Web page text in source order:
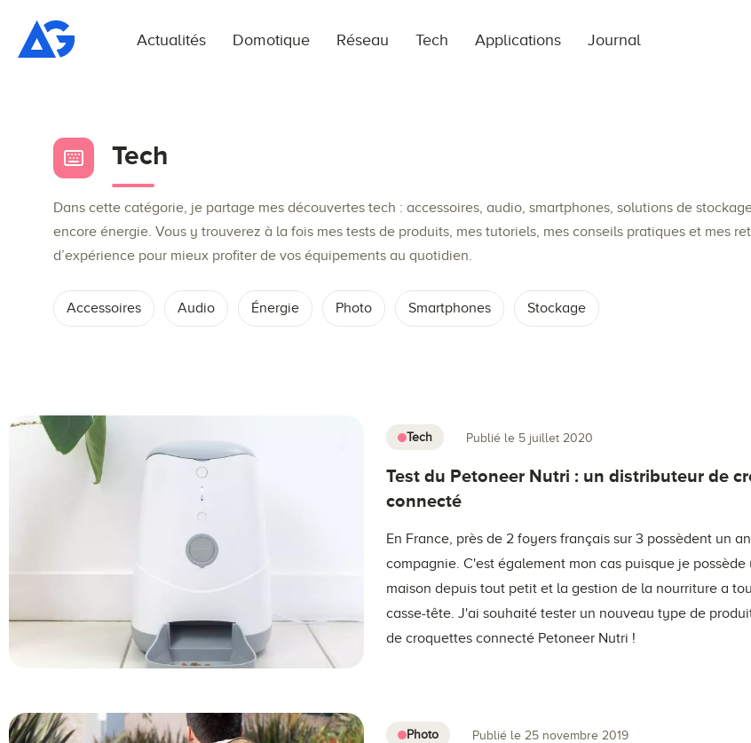
Actualités Domotique Réseau Tech Applications Journal
Tech
Dans cette catégorie, je partage mes découvertes tech : accessoires, audio, smartphones, solutions de
encore énergie. Vous y trouverez à la fois mes tests de produits, mes tutoriels, mes conseils pratiques et mes
d’expérience pour mieux profiter de vos équipements au quotidien.
Accessoires Audio Énergie Photo Smartphones Stockage
Tech Publié le 5 juillet 2020
Test du Petoneer Nutri : un distributeur de
connecté
En France, près de 2 foyers français sur 3 possèdent un
compagnie. C'est également mon cas puisque je possède
maison depuis tout petit et la gestion de la nourriture a
casse-tête. J'ai souhaité tester un nouveau type de
de croquettes connecté Petoneer Nutri !
Photo Publié le 25 novembre 2019